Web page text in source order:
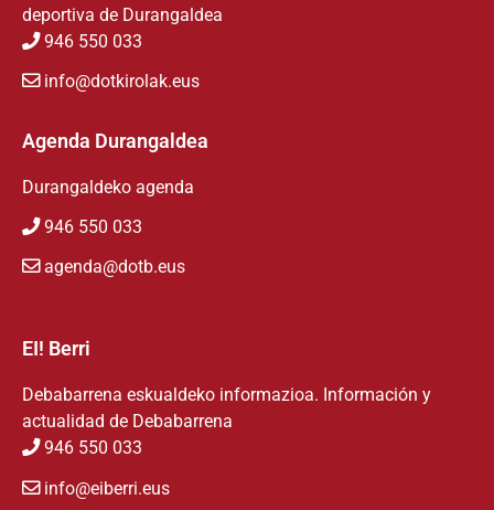
deportiva de Durangaldea
946 550 033
info@dotkirolak.eus
Agenda Durangaldea
Durangaldeko agenda
946 550 033
agenda@dotb.eus
EI! Berri
Debabarrena eskualdeko informazioa. Información y
actualidad de Debabarrena
946 550 033
info@eiberri.eus